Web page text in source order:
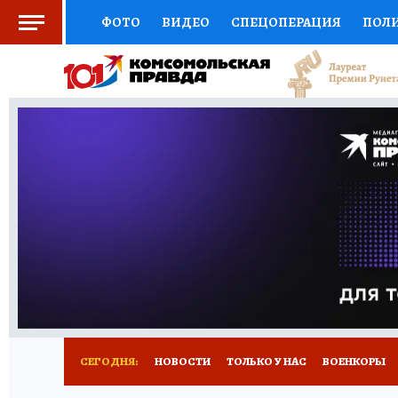
ФОТО ВИДЕО СПЕЦОПЕРАЦИЯ
СОЦПОДДЕРЖКА НАУКА СПОРТ
ВЫБОР ЭКСПЕРТОВ ДОКТОР
ПРОГНОЗЫ НА СПОРТ
НОВОЕ
СЕГОДНЯ: НОВОСТИ ТОЛЬКО У НАС ВОЕНКОРЫ